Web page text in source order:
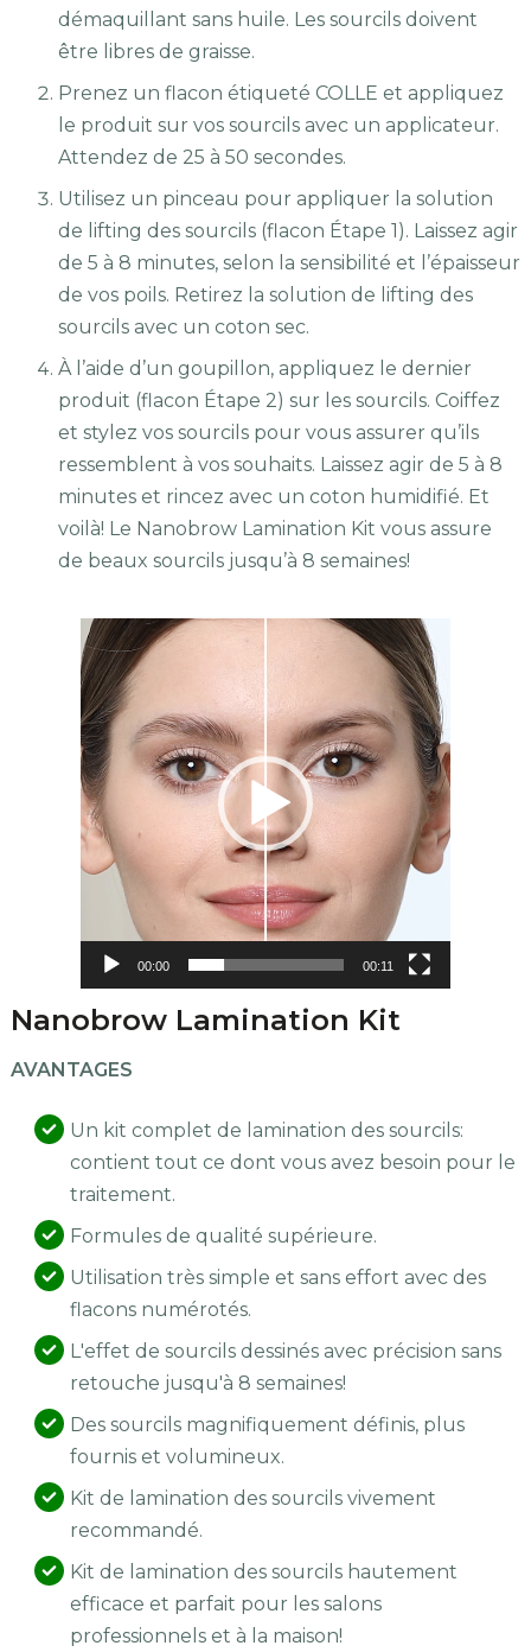
démaquillant sans huile. Les sourcils doivent
être libres de graisse.
Prenez un flacon étiqueté COLLE et appliquez
le produit sur vos sourcils avec un applicateur.
Attendez de 25 à 50 secondes.
Utilisez un pinceau pour appliquer la solution
de lifting des sourcils (flacon Étape 1). Laissez agir
de 5 à 8 minutes, selon la sensibilité et l’épaisseur
de vos poils. Retirez la solution de lifting des
sourcils avec un coton sec.
À l’aide d’un goupillon, appliquez le dernier
produit (flacon Étape 2) sur les sourcils. Coiffez
et stylez vos sourcils pour vous assurer qu’ils
ressemblent à vos souhaits. Laissez agir de 5 à 8
minutes et rincez avec un coton humidifié. Et
voilà! Le Nanobrow Lamination Kit vous assure
de beaux sourcils jusqu’à 8 semaines!
Lecteur
vidéo
00:00 00:11
Nanobrow Lamination Kit
AVANTAGES
Un kit complet de lamination des sourcils:
contient tout ce dont vous avez besoin pour le
traitement.
Formules de qualité supérieure.
Utilisation très simple et sans effort avec des
flacons numérotés.
L'effet de sourcils dessinés avec précision sans
retouche jusqu'à 8 semaines!
Des sourcils magnifiquement définis, plus
fournis et volumineux.
Kit de lamination des sourcils vivement
recommandé.
Kit de lamination des sourcils hautement
efficace et parfait pour les salons
professionnels et à la maison!